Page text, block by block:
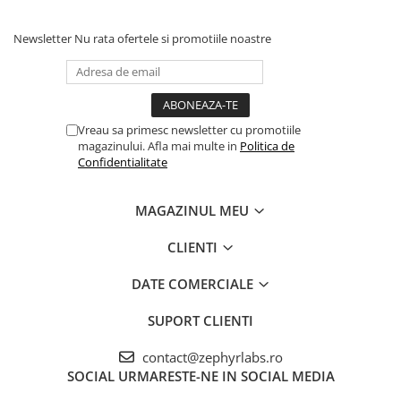
Newsletter Nu rata ofertele si promotiile noastre
Vreau sa primesc newsletter cu promotiile
magazinului. Afla mai multe in Politica de
Confidentialitate
MAGAZINUL MEU
CLIENTI
DATE COMERCIALE
SUPORT CLIENTI
contact@zephyrlabs.ro
SOCIAL URMARESTE-NE IN SOCIAL MEDIA